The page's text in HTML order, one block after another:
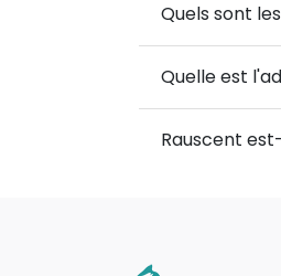
Quels sont
Quelle est
Rauscent